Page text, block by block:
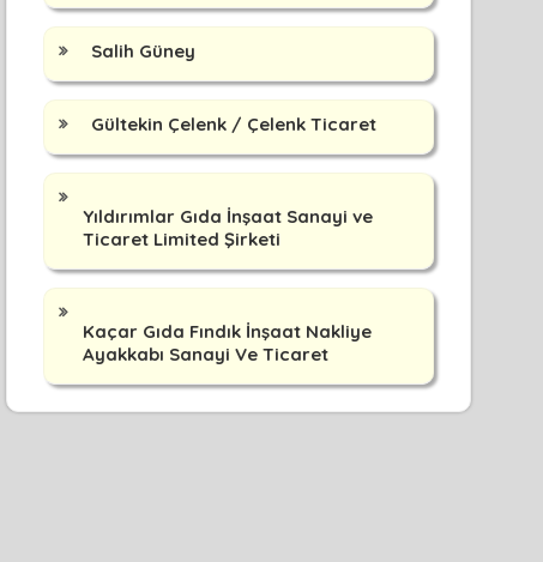
Salih Güney
Gültekin Çelenk / Çelenk Ticaret
Yıldırımlar Gıda İnşaat Sanayi ve
Ticaret Limited Şirketi
Kaçar Gıda Fındık İnşaat Nakliye
Ayakkabı Sanayi Ve Ticaret